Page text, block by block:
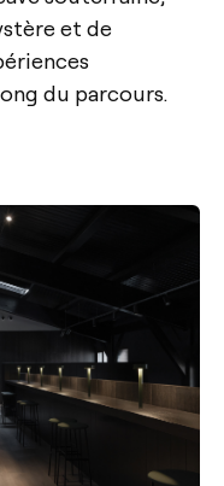
et de
du parcours.